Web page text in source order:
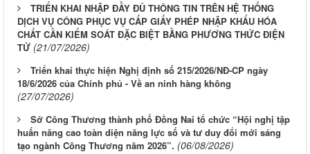
TRIỂN KHAI NHẬP ĐẦY ĐỦ THÔNG TIN TRÊN HỆ THỐNG
DỊCH VỤ CÔNG PHỤC VỤ CẤP GIẤY PHÉP NHẬP KHẨU HÓA
CHẤT CẦN KIỂM SOÁT ĐẶC BIỆT BẰNG PHƯƠNG THỨC ĐIỆN
TỬ (21/07/2026)
Triển khai thực hiện Nghị định số 215/2026/NĐ-CP ngày
18/6/2026 của Chính phủ - Về an ninh hàng không
(27/07/2026)
Sở Công Thương thành phố Đồng Nai tổ chức “Hội nghị tập
huấn nâng cao toàn diện năng lực số và tư duy đổi mới sáng
tạo ngành Công Thương năm 2026”. (06/08/2026)